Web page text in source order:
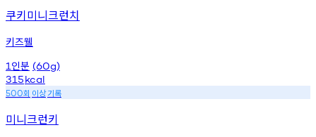
쿠키미니크런치
키즈웰
1 인분 (60g)
315kcal
500회 이상기록
미니크런키